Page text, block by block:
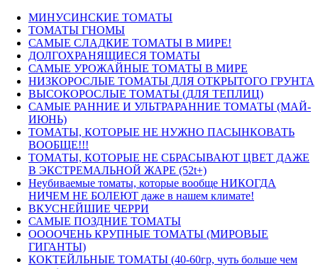
МИНУСИНСКИЕ ТОМАТЫ
ТОМАТЫ ГНОМЫ
САМЫЕ СЛАДКИЕ ТОМАТЫ В МИРЕ!
ДОЛГОХРАНЯЩИЕСЯ ТОМАТЫ
САМЫЕ УРОЖАЙНЫЕ ТОМАТЫ В МИРЕ
НИЗКОРОСЛЫЕ ТОМАТЫ ДЛЯ ОТКРЫТОГО ГРУНТА
ВЫСОКОРОСЛЫЕ ТОМАТЫ (ДЛЯ ТЕПЛИЦ)
САМЫЕ РАННИЕ И УЛЬТРАРАННИЕ ТОМАТЫ (МАЙ-
ИЮНЬ)
ТОМАТЫ, КОТОРЫЕ НЕ НУЖНО ПАСЫНКОВАТЬ
ВООБЩЕ!!!
ТОМАТЫ, КОТОРЫЕ НЕ СБРАСЫВАЮТ ЦВЕТ ДАЖЕ
В ЭКСТРЕМАЛЬНОЙ ЖАРЕ (52t+)
Неубиваемые томаты, которые вообще НИКОГДА
НИЧЕМ НЕ БОЛЕЮТ даже в нашем климате!
ВКУСНЕЙШИЕ ЧЕРРИ
САМЫЕ ПОЗДНИЕ ТОМАТЫ
ООООЧЕНЬ КРУПНЫЕ ТОМАТЫ (МИРОВЫЕ
ГИГАНТЫ)
КОКТЕЙЛЬНЫЕ ТОМАТЫ (40-60гр, чуть больше чем